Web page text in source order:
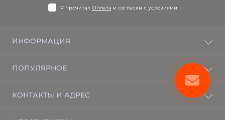
Я прочитал Оплата и согласен с условиями
ИНФОРМАЦИЯ
Отзывы
Возврат товара
ПОПУЛЯРНОЕ
Электрорадиаторы BRAVO
КОНТАКТЫ И АДРЕС